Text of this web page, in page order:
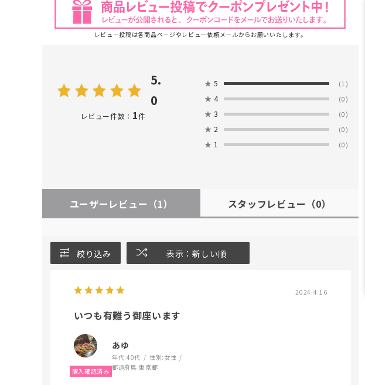
レビュー投稿は各商品ページやレビュー依頼メールからお願いいたします。
5.
0
レビュー件数： 1件
★ 5 (1)
★ 4 (0)
★ 3 (0)
★ 2 (0)
★ 1 (0)
ユーザーレビュー （1） スタッフレビュー （0）
絞り込み 表示：新しい順
2024.4.16
いつも有難う御座います
あゆ
年代:40代 性別: 女性
都道府県:東京都